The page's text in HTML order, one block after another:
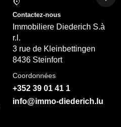
Contactez-nous
Immobiliere Diederich S.à
r.l.
3 rue de Kleinbettingen
8436 Steinfort
Coordonnées
+352 39 01 41 1
info@immo-diederich.lu